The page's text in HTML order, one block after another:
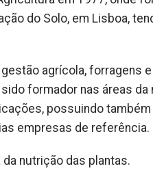
do Solo, em Lisboa,
agrícola, forragens
formador nas áreas
possuindo
empresas de referência.
nutrição das plantas.